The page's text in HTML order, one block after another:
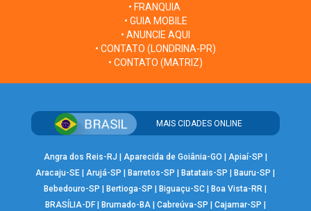
• FRANQUIA
• GUIA MOBILE
• ANUNCIE AQUI
• CONTATO (LONDRINA-PR)
• CONTATO (MATRIZ)
MAIS CIDADES ONLINE
Angra dos Reis-RJ Aparecida de Goiânia-GO Apiaí-SP
Aracaju-SE |Arujá-SP Barretos-SP Batatais-SP Bauru-SP
Bebedouro-SP
Bertioga-SP Biguaçu-SC Boa Vista-RR
BRASÍLIA-DF| Brumado-BA| Cabreúva-SP Cajamar-SP